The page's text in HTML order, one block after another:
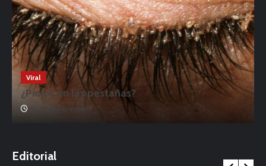
Viral
¿Piojos en las pestañas?
17 noviembre, 2019
Editorial